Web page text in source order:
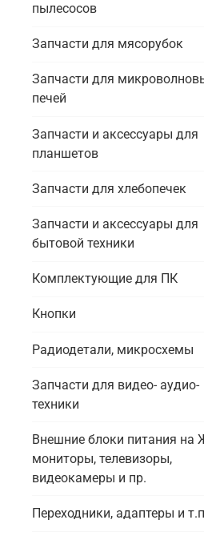
пылесосов
Запчасти для мясорубок
Запчасти для
печей
Запчасти и аксессуары для
планшетов
Запчасти для хлебопечек
Запчасти и аксессуары для
бытовой техники
Комплектующие для ПК
Кнопки
Радиодетали, микросхемы
Запчасти для видео- аудио-
техники
Внешние блоки питания на
мониторы, телевизоры,
видеокамеры и пр.
Переходники, адаптеры и